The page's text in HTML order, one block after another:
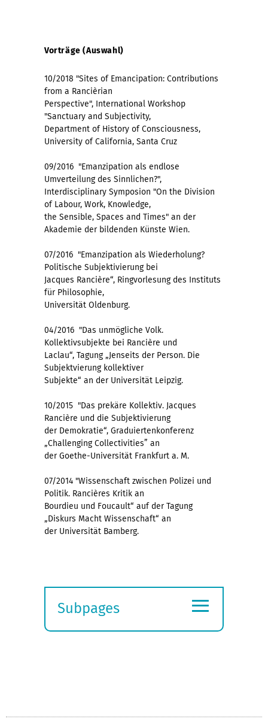
Vorträge (Auswahl)
10/2018 "Sites of Emancipation: Contributions
from a Rancièrian
Perspective", International Workshop
"Sanctuary and Subjectivity,
Department of History of Consciousness,
University of California, Santa Cruz
09/2016 "Emanzipation als endlose
Umverteilung des Sinnlichen?",
Interdisciplinary Symposion "On the Division
of Labour, Work, Knowledge,
the Sensible, Spaces and Times" an der
Akademie der bildenden Künste Wien.
07/2016 "Emanzipation als Wiederholung?
Politische Subjektivierung bei
Jacques Rancière“, Ringvorlesung des Instituts
für Philosophie,
Universität Oldenburg.
04/2016 "Das unmögliche Volk.
Kollektivsubjekte bei Rancière und
Laclau“, Tagung „Jenseits der Person. Die
Subjektvierung kollektiver
Subjekte“ an der Universität Leipzig.
10/2015 "Das prekäre Kollektiv. Jacques
Rancière und die Subjektivierung
der Demokratie“, Graduiertenkonferenz
„Challenging Collectivities” an
der Goethe-Universität Frankfurt a. M.
07/2014 "Wissenschaft zwischen Polizei und
Politik. Rancières Kritik an
Bourdieu und Foucault“ auf der Tagung
„Diskurs Macht Wissenschaft“ an
der Universität Bamberg.
Subpages
≡